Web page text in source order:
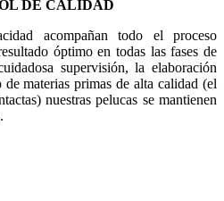
DE CALIDAD
acompañan todo el proceso
óptimo en todas las fases de
supervisión, la elaboración
materias primas de alta calidad (el
nuestras pelucas se mantienen